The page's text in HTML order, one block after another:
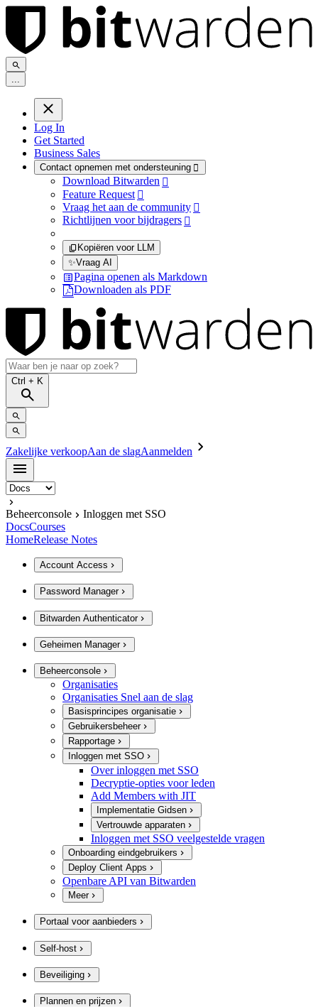
...
Log In
Get Started
Business Sales
Contact opnemen met ondersteuning 
Download Bitwarden 
Feature Request 
Vraag het aan de community 
Richtlijnen voor bijdragers 
Kopiëren voor LLM
✨Vraag AI
Pagina openen als Markdown
Downloaden als PDF
Ctrl + K
Zakelijke verkoopAan de slagAanmelden
Beheerconsole
Inloggen met SSO
DocsCourses
HomeRelease Notes
Account Access
Password Manager
Bitwarden Authenticator
Geheimen Manager
Beheerconsole
Organisaties
Organisaties Snel aan de slag
Basisprincipes organisatie
Gebruikersbeheer
Rapportage
Inloggen met SSO
Over inloggen met SSO
Decryptie-opties voor leden
Add Members with JIT
Implementatie Gidsen
Vertrouwde apparaten
Inloggen met SSO veelgestelde vragen
Onboarding eindgebruikers
Deploy Client Apps
Openbare API van Bitwarden
Meer
Portaal voor aanbieders
Self-host
Beveiliging
Plannen en prijzen